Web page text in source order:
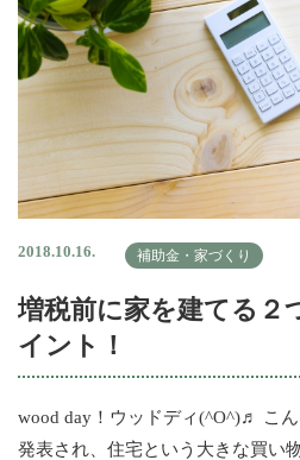
2018.10.16. 補助金・家づくり
増税前に家を建てる２
イント！
wood day！ウッドディ(^O^)♬ こ
発表され、住宅という大きな買い